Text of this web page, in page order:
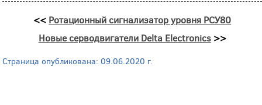
<< Ротационный сигнализатор уровня РСУ80
Новые серводвигатели Delta Electronics>>
Страница опубликована: 09.06.2020 г.